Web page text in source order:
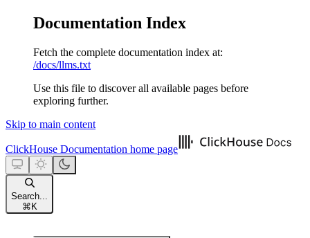
Documentation Index
Fetch the complete documentation index at:
/docs/llms.txt
Use this file to discover all available pages before
exploring further.
Skip to main content
ClickHouse Documentation home page
Search...
⌘ K